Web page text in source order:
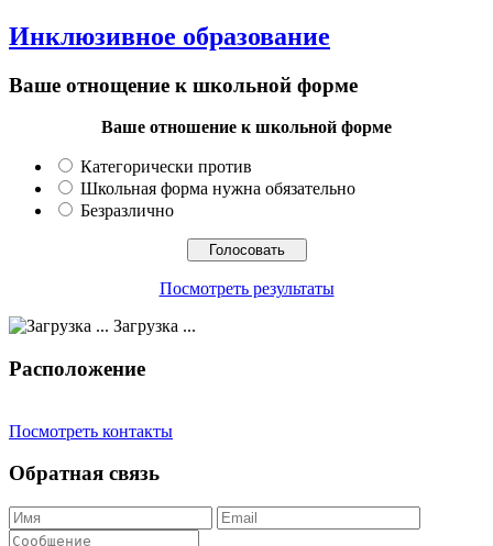
Инклюзивное образование
Ваше отнощение к школьной форме
Ваше отношение к школьной форме
Категорически против
Школьная форма нужна обязательно
Безразлично
Посмотреть результаты
Загрузка ...
Расположение
Посмотреть контакты
Обратная связь